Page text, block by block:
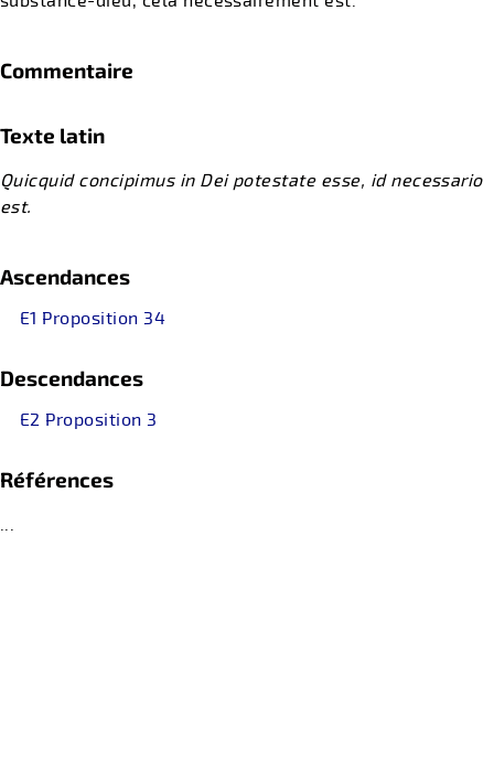
Commentaire
Texte latin
Quicquid concipimus in Dei potestate esse, id necessario
est.
Ascendances
E1 Proposition 34
Descendances
E2 Proposition 3
Références